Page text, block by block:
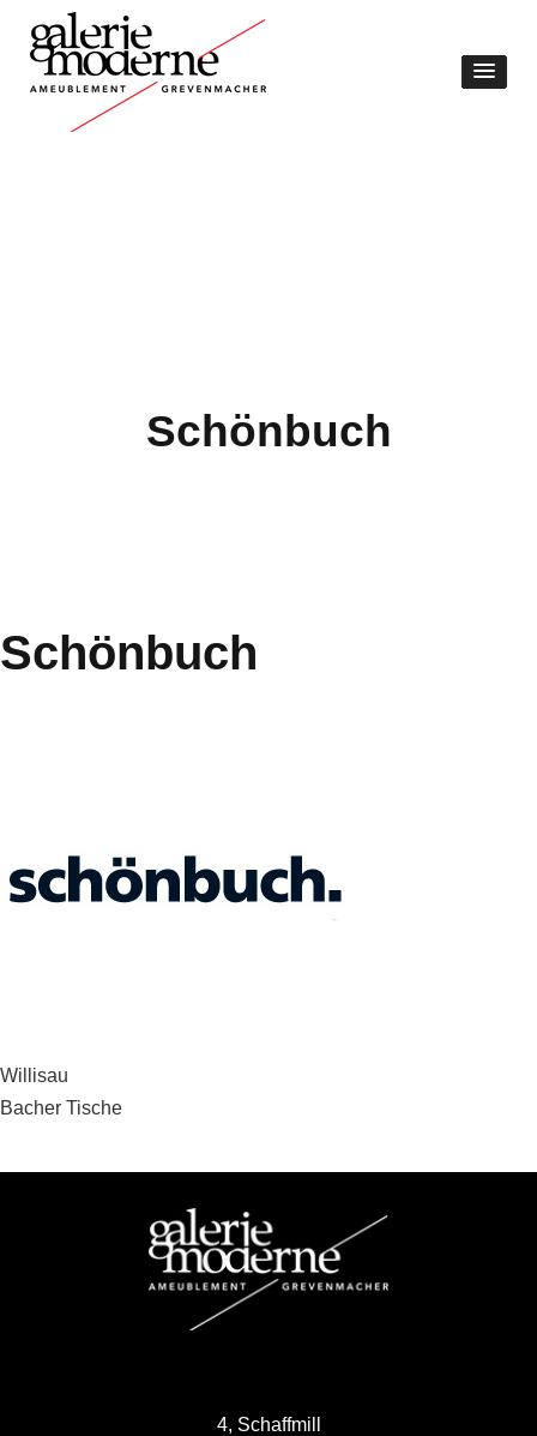
Schönbuch
Schönbuch
Beitragsnavigation
Willisau
Bacher Tische
4, Schaffmill